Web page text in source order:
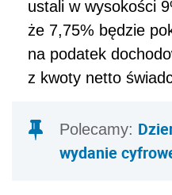
ustali w wysokości
że 7,75% będzie
na podatek
z kwoty netto
Polecamy:
wydanie